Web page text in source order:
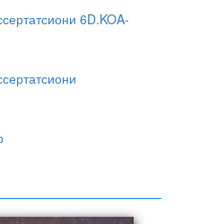
6D.KOA-